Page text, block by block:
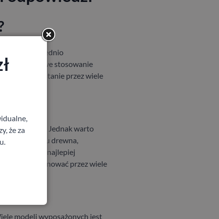
odpowiednio
oraz okresowe stosowanie
stanie przez wiele
stal czy PVC. Jednak warto
od rodzaju drewna,
drewna najlepiej
funkcjonować przez wiele
modeli wyposażonych jest
że za